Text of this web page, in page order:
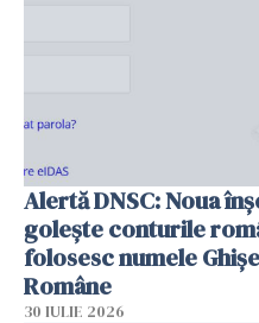
Alertă DNSC: Noua
golește conturile
folosesc numele
Române
30 IULIE 2026